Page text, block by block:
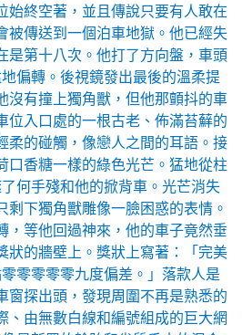
始終空著，並且傳說只要有人敢在
被傳送到一個泊車地獄。他已經失
是第十八次。他打了方向盤，車頭
偏轉。後視鏡發出最後的溫柔提
沒有撞上獨角獸，但他那顫抖的車
位入口處的一根古老、佈滿苔蘚的
柔的碰觸，像戀人之間的耳語。接
口香糖一樣的綠色光芒。猛地從柱
何手殘和他的掀背車。光芒消失
剩下獨角獸雕像一臉困惑的表情。
，等他回過神來，他的車子竟然垂
狀的牆壁上。獎狀上寫著：「完美
零零零零九度偏差。」落款人是
窗探出頭，發現周圍不再是熟悉的
、由無數白線和編號組成的巨大網